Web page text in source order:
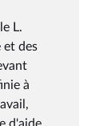
L.
et des
à
d'aide